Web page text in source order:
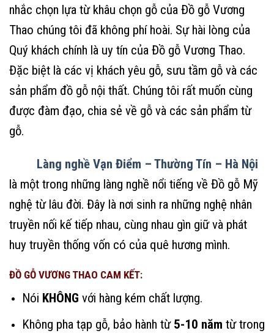
nhắc chọn lựa từ khâu chọn gỗ của Đồ gỗ Vương
Thao chúng tôi đã không phí hoài. Sự hài lòng của
Quý khách chính là uy tín của Đồ gỗ Vương Thao.
Đặc biệt là các vị khách yêu gỗ, sưu tầm gỗ và các
sản phẩm đồ gỗ nội thất. Chúng tôi rất muốn cùng
được đàm đạo, chia sẻ về gỗ và các sản phẩm từ
gỗ.
Làng nghề Vạn Điểm – Thường Tín – Hà Nội
là một trong những làng nghề nổi tiếng về Đồ gỗ Mỹ
nghệ từ lâu đời. Đây là nơi sinh ra những nghệ nhân
truyền nối kế tiếp nhau, cùng nhau gìn giữ và phát
huy truyền thống vốn có của quê hương mình.
ĐỒ GỖ VƯƠNG THAO CAM KẾT:
Nói KHÔNG với hàng kém chất lượng.
Không pha tạp gỗ, bảo hành từ 5-10 năm từ trong